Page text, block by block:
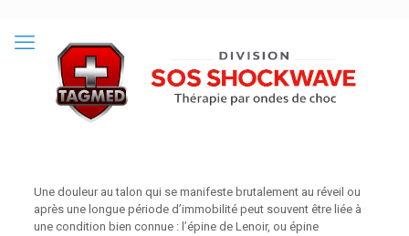
Une douleur au talon qui se manifeste brutalement au réveil ou
après une longue période d’immobilité peut souvent être liée à
une condition bien connue : l’épine de Lenoir, ou épine